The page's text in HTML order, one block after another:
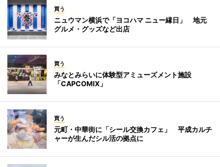
買う
ニュウマン横浜で「ヨコハマ ニュー縁日」 地元
グルメ・グッズなど出店
買う
みなとみらいに体験型アミューズメント施設
「CAPCOMIX」
買う
元町・中華街に「シール交換カフェ」 平成カルチ
ャーが生んだシル活の拠点に